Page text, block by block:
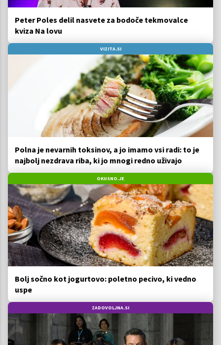
Peter Poles delil nasvete za bodoče tekmovalce
kviza Na lovu
VIZITA.SI
Polna je nevarnih toksinov, a jo imamo vsi radi: to je
najbolj nezdrava riba, ki jo mnogi redno uživajo
OKUSNO.JE
Bolj sočno kot jogurtovo: poletno pecivo, ki vedno
uspe
ZADOVOLJNA.SI